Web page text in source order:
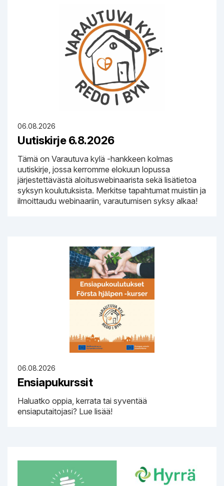
Uutiskirje 6.8.2026
Tämä on Varautuva kylä -hankkeen kolmas
uutiskirje, jossa kerromme elokuun lopussa
järjestettävästä aloituswebinaarista sekä lisätietoa
syksyn koulutuksista. Merkitse tapahtumat muistiin ja
ilmoittaudu webinaariin, varautumisen syksy alkaa!
06.08.2026
Ensiapukurssit
Haluatko oppia, kerrata tai syventää
ensiaputaitojasi? Lue lisää!
06.08.2026